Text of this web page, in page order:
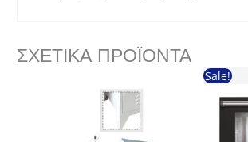
ΣΧΕΤΙΚΆ ΠΡΟΪΌΝΤΑ
Sale!